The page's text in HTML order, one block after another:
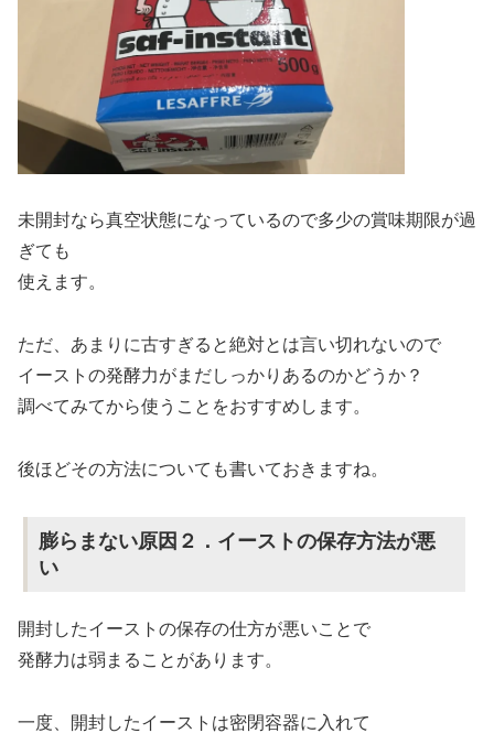
未開封なら真空状態になっているので多少の賞味期限が過
ぎても
使えます。
ただ、あまりに古すぎると絶対とは言い切れないので
イーストの発酵力がまだしっかりあるのかどうか？
調べてみてから使うことをおすすめします。
後ほどその方法についても書いておきますね。
膨らまない原因２．イーストの保存方法が悪
い
開封したイーストの保存の仕方が悪いことで
発酵力は弱まることがあります。
一度、開封したイーストは密閉容器に入れて